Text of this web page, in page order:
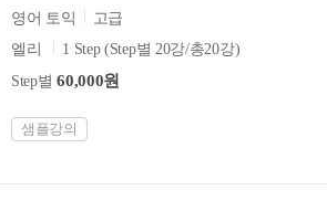
영어 토익
고급
엘리
1 Step (Step별 20강/총20강)
Step별60,000원
샘플강의